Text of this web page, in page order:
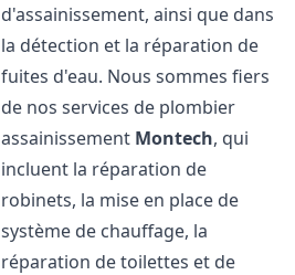
d'assainissement, ainsi que dans
la détection et la réparation de
fuites d'eau. Nous sommes fiers
de nos services de plombier
assainissement Montech, qui
incluent la réparation de
robinets, la mise en place de
système de chauffage, la
réparation de toilettes et de